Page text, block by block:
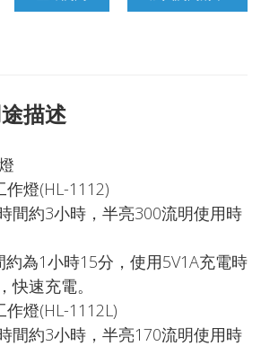
描述
作燈(HL-1112)
間約3小時，半亮300流明使用時
約為1小時15分，使用5V1A充電時
快速充電。
作燈(HL-1112L)
間約3小時，半亮170流明使用時